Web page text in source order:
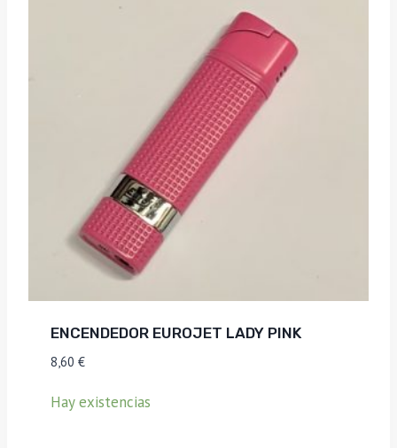
ENCENDEDOR EUROJET LADY PINK
8,60 €
Hay existencias